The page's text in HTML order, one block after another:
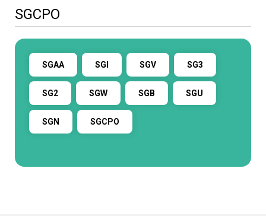
SGCPO
SGAA SGI SGV SG3
SG2 SGW SGB SGU
SGN SGCPO